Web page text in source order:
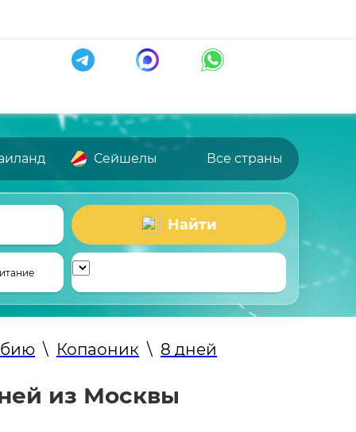
Сейшелы Все страны
Найти
\ Копаоник \ 8 дней
из Москвы